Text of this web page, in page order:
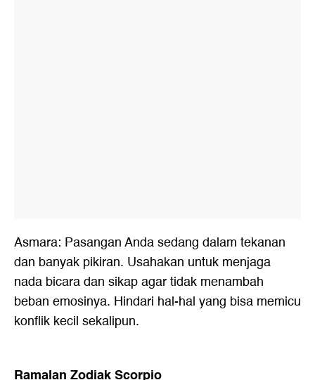
Asmara: Pasangan Anda sedang dalam tekanan
dan banyak pikiran. Usahakan untuk menjaga
nada bicara dan sikap agar tidak menambah
beban emosinya. Hindari hal-hal yang bisa memicu
konflik kecil sekalipun.
Ramalan Zodiak Scorpio